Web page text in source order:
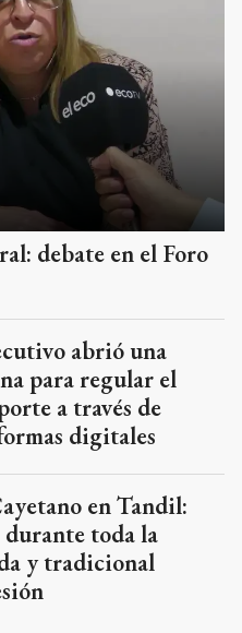
debate en el Foro
abrió una
para regular el
a través de
digitales
en Tandil:
durante toda la
y tradicional